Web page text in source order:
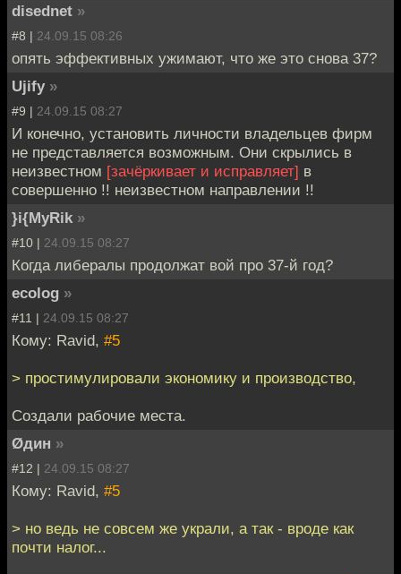
disednet »
#8 | 24.09.15 08:26
опять эффективных ужимают, что же это снова 37?
Ujify »
#9 | 24.09.15 08:27
И конечно, установить личности владельцев фирм
не представляется возможным. Они скрылись в
неизвестном [зачёркивает и исправляет] в
совершенно !! неизвестном направлении !!
}i{MyRik »
#10 | 24.09.15 08:27
Когда либералы продолжат вой про 37-й год?
ecolog »
#11 | 24.09.15 08:27
Кому: Ravid, #5
> простимулировали экономику и производство,
Создали рабочие места.
Øдин »
#12 | 24.09.15 08:27
Кому: Ravid, #5
> но ведь не совсем же украли, а так - вроде как
почти налог...